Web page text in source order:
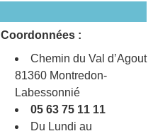
Coordonnées :
Chemin du Val d’Agout
81360 Montredon-
Labessonnié
05 63 75 11 11
Du Lundi au